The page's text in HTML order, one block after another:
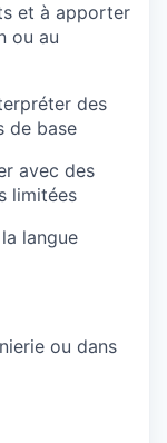
et à apporter
ou au
des
de base
avec des
limitées
langue
ou dans